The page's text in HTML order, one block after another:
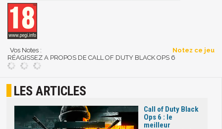
Vos Notes :
Notez ce jeu
RÉAGISSEZ A PROPOS DE CALL OF DUTY BLACK OPS 6
LES ARTICLES
Call of Duty Black
Ops 6 : le
meilleur